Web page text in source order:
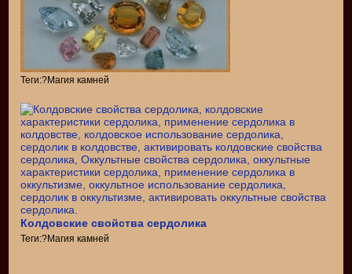
Теги:?Магия камней
Колдовские свойства сердолика
Теги:?Магия камней